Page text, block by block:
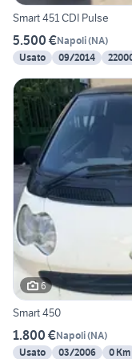
Smart 451 CDI Pulse
5.500 €Napoli(NA)
Usato
09/2014
6
Smart 450
1.800 €Napoli(NA)
Usato
03/2006 0 Km